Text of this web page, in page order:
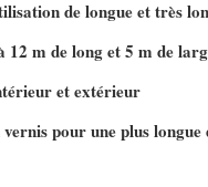
de longue et très
12 m de long et 5 m de
et extérieur
pour une plus longue